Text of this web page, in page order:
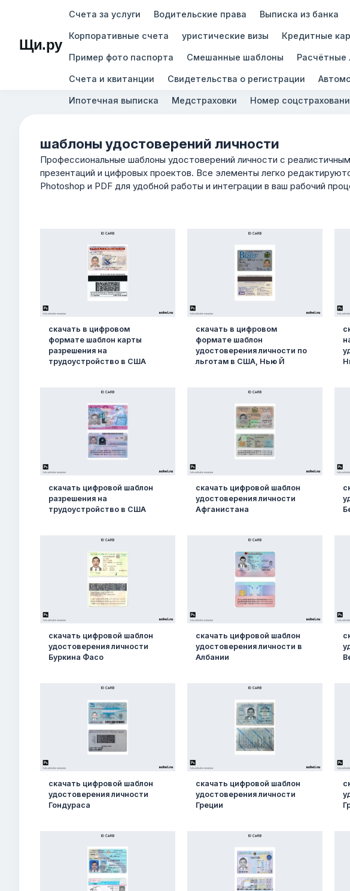
Щи.ру
Счета за услуги Водительские права Выписка из банка
Корпоративные счета уристические визы Кредитные
Пример фото паспорта Смешанные шаблоны Расчётные
Счета и квитанции Свидетельства о регистрации
Ипотечная выписка Медстраховки Номер
шаблоны удостоверений личности
Профессиональные шаблоны удостоверений личности с
презентаций и цифровых проектов. Все элементы легко
Photoshop и PDF для удобной работы и интеграции в ваш рабочий
скачать в цифровом
формате шаблон карты
разрешения на
трудоустройство в США
скачать в цифровом
формате шаблон
удостоверения личности по
льготам в США, Нью Й
скачать цифровой шаблон
разрешения на
трудоустройство в США
скачать цифровой шаблон
удостоверения личности
Афганистана
скачать цифровой шаблон
удостоверения личности
Буркина Фасо
скачать цифровой шаблон
удостоверения личности в
Албании
скачать цифровой шаблон
удостоверения личности
Гондураса
скачать цифровой шаблон
удостоверения личности
Греции